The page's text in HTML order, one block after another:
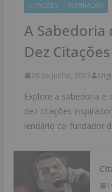
CITAÇÕES INSPIRAÇÃO
A Sabedoria
Dez
26 de Junho, 2023
Explore a sabedoria e
dez citações
lendário co-fundador